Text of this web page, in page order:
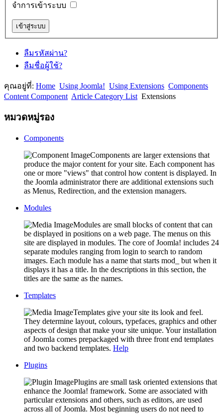
จำการเข้าระบบ
ลืมรหัสผ่าน?
ลืมชื่อผู้ใช้?
คุณอยู่ที่: Home Using Joomla! Using Extensions Components
Content Component Article Category List Extensions
หมวดหมู่รอง
Components
Components are larger extensions that
produce the major content for your site. Each component has
one or more "views" that control how content is displayed. In
the Joomla administrator there are additional extensions such
as Menus, Redirection, and the extension managers.
Modules
Modules are small blocks of content that can
be displayed in positions on a web page. The menus on this
site are displayed in modules. The core of Joomla! includes 24
separate modules ranging from login to search to random
images. Each module has a name that starts mod_ but when it
displays it has a title. In the descriptions in this section, the
titles are the same as the names.
Templates
Templates give your site its look and feel.
They determine layout, colours, typefaces, graphics and other
aspects of design that make your site unique. Your installation
of Joomla comes prepackaged with three front end templates
and two backend templates. Help
Plugins
Plugins are small task oriented extensions that
enhance the Joomla! framework. Some are associated with
particular extensions and others, such as editors, are used
across all of Joomla. Most beginning users do not need to